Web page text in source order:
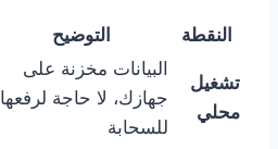
النقطة التوضيح
تشغيل
محلي
البيانات مخزنة على
جهازك، لا حاجة لرفعها
للسحابة